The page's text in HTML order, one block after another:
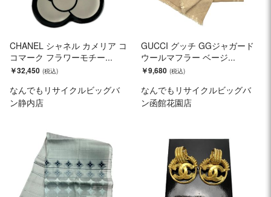
CHANEL シャネル カメリア コ
コマーク フラワーモチー...
￥32,450
なんでもリサイクルビッグバ
ン静内店
GUCCI グッチ GGジャガード
ウールマフラー ベージ...
￥9,680
なんでもリサイクルビッグバ
ン函館花園店